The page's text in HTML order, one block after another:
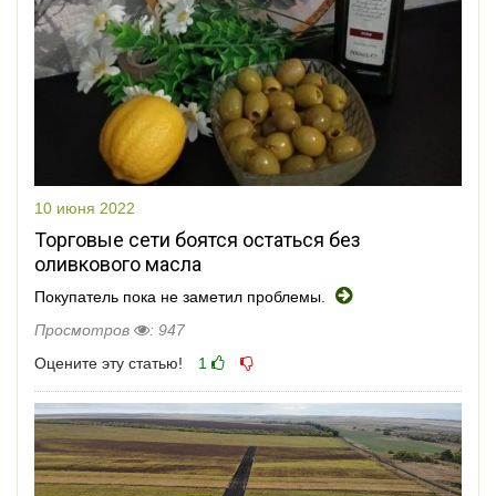
10 июня 2022
Торговые сети боятся остаться без
оливкового масла
Покупатель пока не заметил проблемы.
Просмотров
: 947
Оцените эту статью!
1